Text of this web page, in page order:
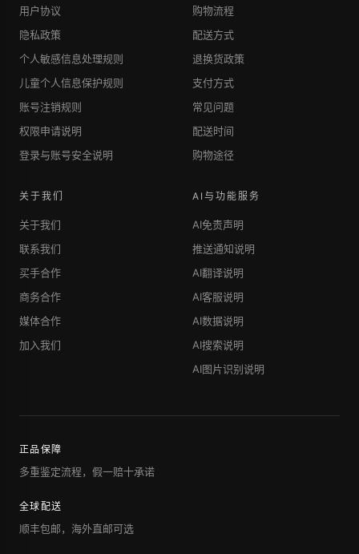
用户协议
隐私政策
个人敏感信息处理规则
儿童个人信息保护规则
账号注销规则
权限申请说明
登录与账号安全说明
购物流程
配送方式
退换货政策
支付方式
常见问题
配送时间
购物途径
关于我们
关于我们
联系我们
买手合作
商务合作
媒体合作
加入我们
AI与功能服务
AI免责声明
推送通知说明
AI翻译说明
AI客服说明
AI数据说明
AI搜索说明
AI图片识别说明
正品保障
多重鉴定流程，假一赔十承诺
全球配送
顺丰包邮，海外直邮可选